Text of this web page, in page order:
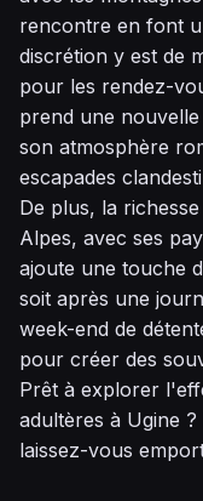
rencontre en font
discrétion y est de
pour les rendez-
prend une
son atmosphère
escapades
De plus, la
Alpes, avec ses
ajoute une touche
soit après une
week-end de
pour créer des
Prêt à explorer
adultères à Ugine
laissez-vous